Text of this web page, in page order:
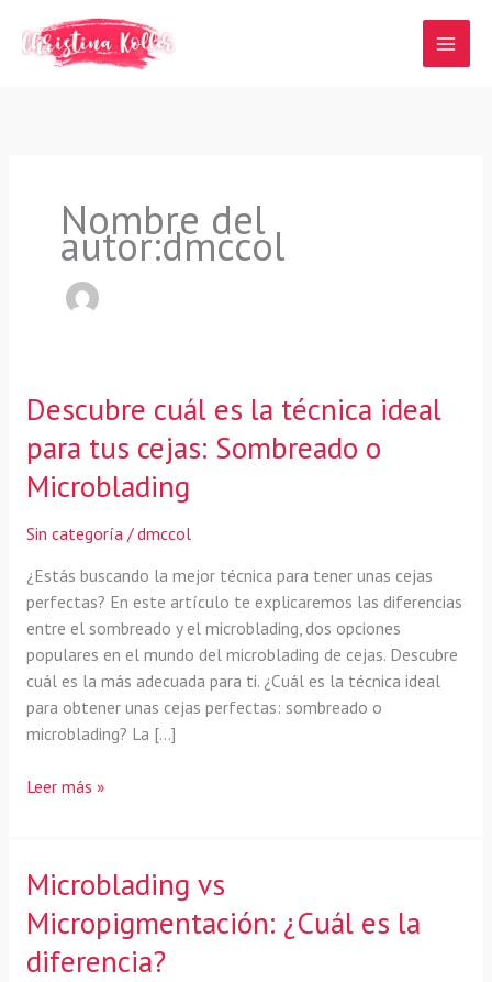
contenido
Nombre del
autor:dmccol
Descubre cuál es la técnica ideal
para tus cejas: Sombreado o
Microblading
Sin categoría /dmccol
¿Estás buscando la mejor técnica para tener unas cejas
perfectas? En este artículo te explicaremos las diferencias
entre el sombreado y el microblading, dos opciones
populares en el mundo del microblading de cejas. Descubre
cuál es la más adecuada para ti. ¿Cuál es la técnica ideal
para obtener unas cejas perfectas: sombreado o
microblading? La […]
Descubre
técnica
ideal
tus
Leer más »
Microblading vs
Micropigmentación: ¿Cuál es la
diferencia?